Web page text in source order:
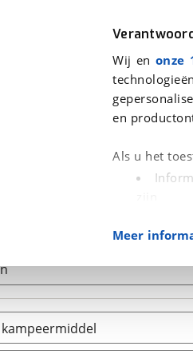
Wij en onze
en
Als u het
Met
Functionele
Meer
Auto
Kampeervoertuigen
9
(9)